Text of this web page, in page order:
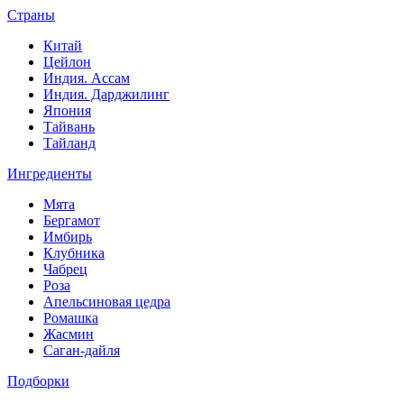
Страны
Китай
Цейлон
Индия. Ассам
Индия. Дарджилинг
Япония
Тайвань
Тайланд
Ингредиенты
Мята
Бергамот
Имбирь
Клубника
Чабрец
Роза
Апельсиновая цедра
Ромашка
Жасмин
Саган-дайля
Подборки